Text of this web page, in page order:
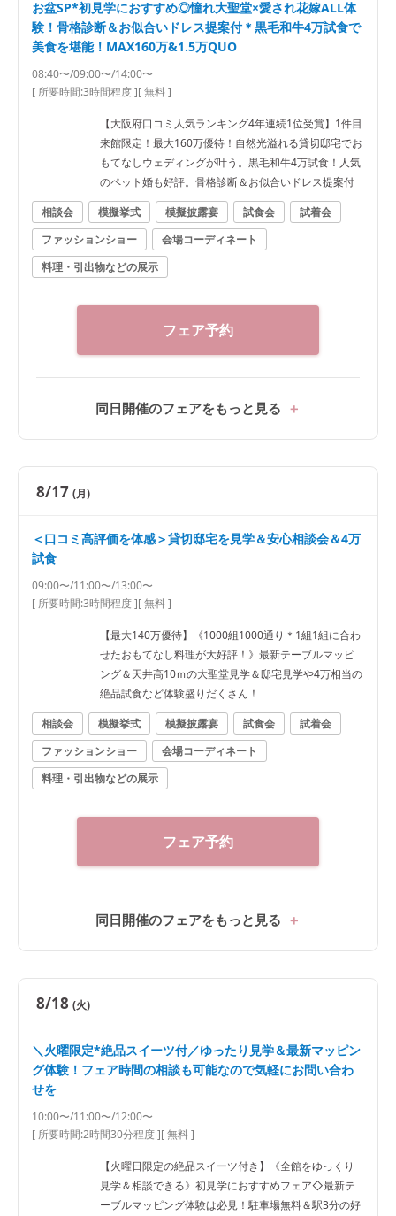
お盆SP*初見学におすすめ◎憧れ大聖堂×愛され花嫁ALL体
験！骨格診断＆お似合いドレス提案付＊黒毛和牛4万試食で
美食を堪能！MAX160万&1.5万QUO
08:40〜/09:00〜/14:00〜
[ 所要時間:3時間程度][ 無料 ]
【大阪府口コミ人気ランキング4年連続1位受賞】1件目
来館限定！最大160万優待！自然光溢れる貸切邸宅でお
もてなしウェディングが叶う。黒毛和牛4万試食！人気
のペット婚も好評。骨格診断＆お似合いドレス提案付
相談会
模擬挙式 模擬披露宴 試食会
試着会
ファッションショー
会場コーディネート
料理・引出物などの展示
フェア予約
同日開催のフェアをもっと見る
8/17 (月)
＜口コミ高評価を体感＞貸切邸宅を見学＆安心相談会＆4万
試食
09:00〜/11:00〜/13:00〜
[ 所要時間:3時間程度][ 無料 ]
【最大140万優待】《1000組1000通り＊1組1組に合わ
せたおもてなし料理が大好評！》最新テーブルマッピ
ング＆天井高10ｍの大聖堂見学＆邸宅見学や4万相当の
絶品試食など体験盛りだくさん！
相談会
模擬挙式 模擬披露宴 試食会
試着会
ファッションショー
会場コーディネート
料理・引出物などの展示
フェア予約
同日開催のフェアをもっと見る
8/18 (火)
＼火曜限定*絶品スイーツ付／ゆったり見学＆最新マッピン
グ体験！フェア時間の相談も可能なので気軽にお問い合わ
せを
10:00〜/11:00〜/12:00〜
[ 所要時間:2時間30分程度][ 無料 ]
【火曜日限定の絶品スイーツ付き】《全館をゆっくり
見学＆相談できる》初見学におすすめフェア◇最新テ
ーブルマッピング体験は必見！駐車場無料＆駅3分の好